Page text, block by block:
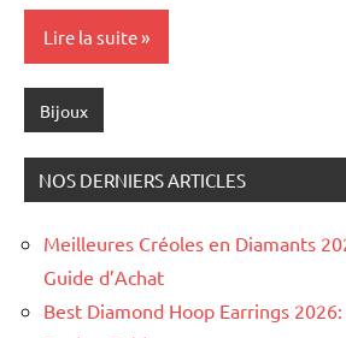
Lire la suite
Bijoux
NOS DERNIERS ARTICLES
Meilleures Créoles en Diamants
Guide d’Achat
Best Diamond Hoop Earrings